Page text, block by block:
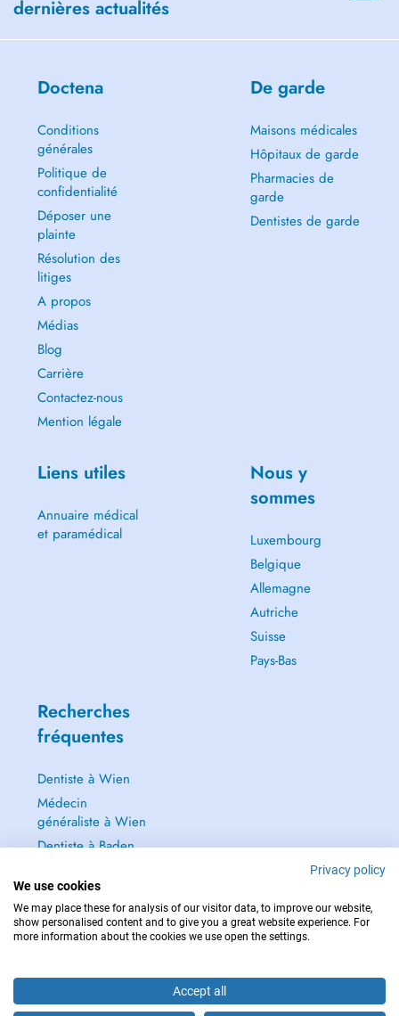
dernières actualités
Doctena
Conditions
générales
Politique de
confidentialité
Déposer une
plainte
Résolution des
litiges
A propos
Médias
Blog
Carrière
Contactez-nous
Mention légale
De garde
Maisons médicales
Hôpitaux de garde
Pharmacies de
garde
Dentistes de garde
Liens utiles
Annuaire médical
et paramédical
Nous y
sommes
Luxembourg
Belgique
Allemagne
Autriche
Suisse
Pays-Bas
Recherches
fréquentes
Dentiste à Wien
Médecin
généraliste à Wien
Dentiste à Baden
Baden
Tout voir →
POUR LES URGENCES, CONSULTEZ : 112
Privacy policy
We use cookies
We may place these for analysis of our visitor data, to improve our website,
show personalised content and to give you a great website experience. For
more information about the cookies we use open the settings.
Accept all